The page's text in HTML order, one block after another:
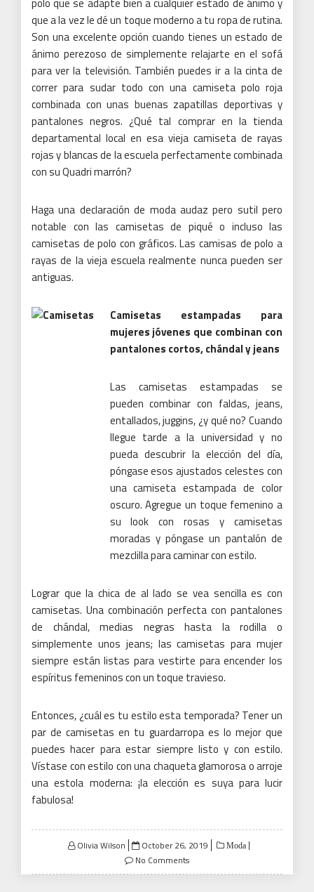
polo que se adapte bien a cualquier estado de ánimo y
que a la vez le dé un toque moderno a tu ropa de rutina.
Son una excelente opción cuando tienes un estado de
ánimo perezoso de simplemente relajarte en el sofá
para ver la televisión. También puedes ir a la cinta de
correr para sudar todo con una camiseta polo roja
combinada con unas buenas zapatillas deportivas y
pantalones negros.¿Qué tal comprar en la tienda
departamental local en esa vieja camiseta de rayas
rojas y blancas de la escuela perfectamente combinada
con su Quadri marrón?
Haga una declaración de moda audaz pero sutil pero
notable con las camisetas de piqué o incluso las
camisetas de polo con gráficos.Las camisas de polo a
rayas de la vieja escuela realmente nunca pueden ser
antiguas.
Camisetas estampadas para
mujeres jóvenes que combinan con
pantalones cortos, chándal y jeans
Las camisetas estampadas se
pueden combinar con faldas, jeans,
entallados, juggins, ¿y qué no? Cuando
llegue tarde a la universidad y no
pueda descubrir la elección del día,
póngase esos ajustados celestes con
una camiseta estampada de color
oscuro.Agregue un toque femenino a
su look con rosas y camisetas
moradas y póngase un pantalón de
mezclilla para caminar con estilo.
Lograr que la chica de al lado se vea sencilla es con
camisetas. Una combinación perfecta con pantalones
de chándal, medias negras hasta la rodilla o
simplemente unos jeans; las camisetas para mujer
siempre están listas para vestirte para encender los
espíritus femeninos con un toque travieso.
Entonces, ¿cuál es tu estilo esta temporada? Tener un
par de camisetas en tu guardarropa es lo mejor que
puedes hacer para estar siempre listo y con estilo.
Vístase con estilo con una chaqueta glamorosa o arroje
una estola moderna: ¡la elección es suya para lucir
fabulosa!
Olivia Wilson
Posted
on
October 26, 2019 Moda
No Comments